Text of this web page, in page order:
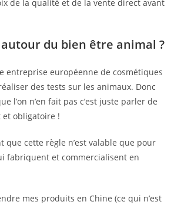
de la qualité et de la vente direct avant
autour du bien être animal ?
entreprise européenne de cosmétiques
des tests sur les animaux. Donc
l’on n’en fait pas c’est juste parler de
et obligatoire !
que cette règle n’est valable que pour
fabriquent et commercialisent en
mes produits en Chine (ce qui n’est